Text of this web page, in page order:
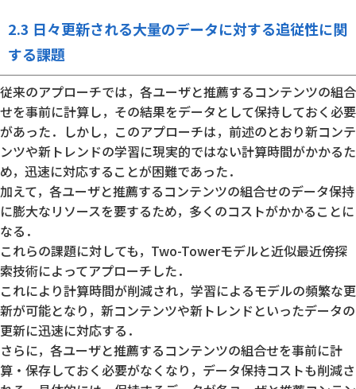
2.3 日々更新される大量のデータに対する追従性に関
する課題
従来のアプローチでは，各ユーザと推薦するコンテンツの組合
せを事前に計算し，その結果をデータとして保持しておく必要
があった．しかし，このアプローチは，前述のとおり新コンテ
ンツや新トレンドの学習に現実的ではない計算時間がかかるた
め，迅速に対応することが困難であった．
加えて，各ユーザと推薦するコンテンツの組合せのデータ保持
に膨大なリソースを要するため，多くのコストがかかることに
なる．
これらの課題に対しても，Two-Towerモデルと近似最近傍探
索技術によってアプローチした．
これにより計算時間が削減され，学習によるモデルの頻繁な更
新が可能となり，新コンテンツや新トレンドといったデータの
更新に迅速に対応する．
さらに，各ユーザと推薦するコンテンツの組合せを事前に計
算・保存しておく必要がなくなり，データ保持コストも削減さ